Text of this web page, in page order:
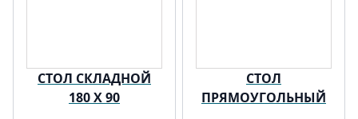
СТОЛ СКЛАДНОЙ
180 Х 90
СТОЛ
ПРЯМОУГОЛЬНЫЙ